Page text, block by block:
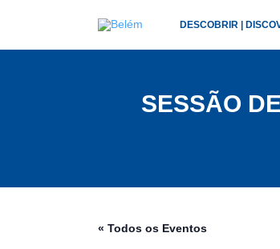
DESCOBRIR |
SESSÃO
« Todos os Eventos